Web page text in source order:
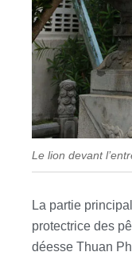
Le lion devant
La partie
protectrice des
déesse Thuan